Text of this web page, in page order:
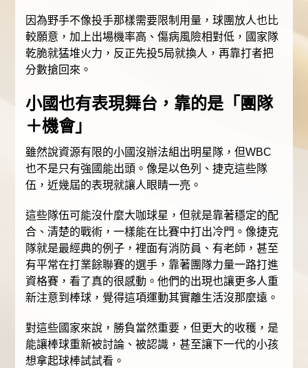
因為野手不像投手那樣需要限制用量，球團放人也比
較願意，加上出場機率高、傷病風險相對低，國家隊
乾脆就猛堆火力，反正先投5局就換人，再靠打者把
分數搶回來。
小國也有表現舞台，靠的是「團隊
＋機會」
雖然說資源有限的小國沒辦法組出明星隊，但WBC
也不是只有強國能出頭。像是以色列、捷克這些隊
伍，近幾屆的表現就讓人眼睛一亮。
這些隊伍可能沒什麼大咖球星，但就是靠著穩定的配
合、清楚的戰術，一樣能在比賽中打出冷門。像捷克
隊就是最經典的例子，裡面有消防員、有老師，甚至
有平常在打業餘聯賽的選手，靠著團隊力量一路打進
資格賽，看了真的很感動。他們的出現也讓更多人重
新注意到棒球，覺得這項運動其實離生活沒那麼遠。
對這些國家來說，勝負當然重要，但更大的收穫，是
能讓棒球重新被討論、被認識，甚至讓下一代的小孩
想拿起球棒試試看。